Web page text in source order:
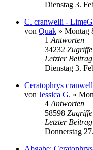
Dienstag 3.
C. cranwelli -
von Quak » Montag
1 Antworten
34232 Zugriffe
Letzter Beitrag
Dienstag 3.
Ceratophrys
von Jessica G. »
4 Antworten
58598 Zugriffe
Letzter Beitrag
Donnerstag